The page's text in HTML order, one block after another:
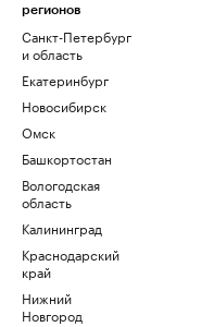
регионов
Санкт-Петербург
и область
Екатеринбург
Новосибирск
Омск
Башкортостан
Вологодская
область
Калининград
Краснодарский
край
Нижний
Новгород